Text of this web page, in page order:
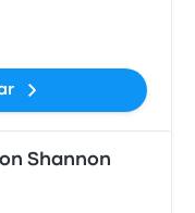
Shannon